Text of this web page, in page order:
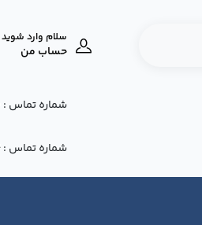
سلام وارد شوید
حساب من
شماره تماس :
شماره تماس :